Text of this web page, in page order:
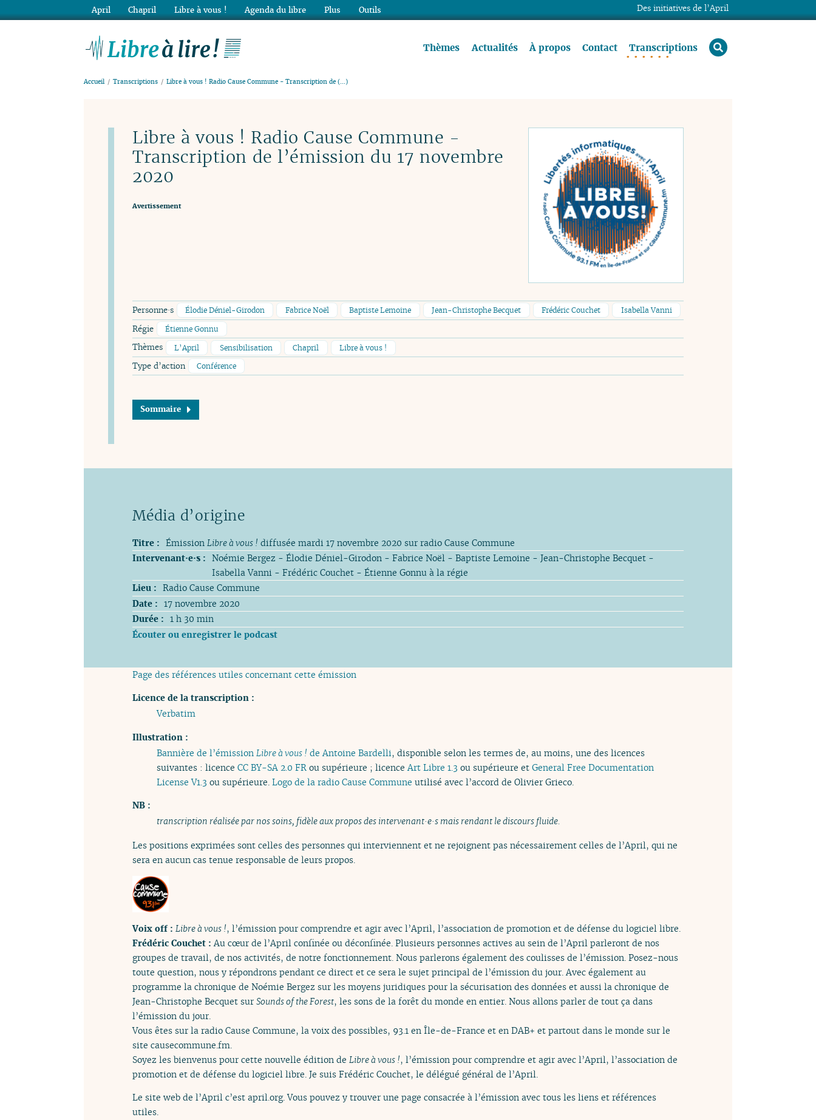
Thèmes Actualités À propos Contact Transcriptions rechercher
Accueil Transcriptions Libre à vous ! Radio Cause Commune - Transcription de (…)
Libre à vous ! Radio Cause Commune -
Transcription de l’émission du 17 novembre
2020
Avertissement
Personne·s Élodie Déniel-Girodon Fabrice Noël Baptiste Lemoine Jean-Christophe Becquet Frédéric Couchet Isabella Vanni
Régie Étienne Gonnu
Thèmes L’April Sensibilisation Chapril Libre à vous !
Type d’action Conférence
Sommaire
Titre : Émission Libre à vous ! diffusée mardi 17 novembre 2020 sur radio Cause Commune
Intervenant·e·s : Noémie Bergez - Élodie Déniel-Girodon - Fabrice Noël - Baptiste Lemoine - Jean-Christophe Becquet -
Isabella Vanni - Frédéric Couchet - Étienne Gonnu à la régie
Lieu : Radio Cause Commune
Date : 17 novembre 2020
Durée : 1 h 30 min
Écouter ou enregistrer le podcast
Page des références utiles concernant cette émission
Licence de la transcription :
Verbatim
Illustration :
Bannière de l’émission Libre à vous ! de Antoine Bardelli, disponible selon les termes de, au moins, une des licences
suivantes : licence CC BY-SA 2.0 FR ou supérieure ; licenceArt Libre 1.3 ou supérieure et General Free Documentation
License V1.3 ou supérieure. Logo de la radio Cause Commune utilisé avec l’accord de Olivier Grieco.
NB :
transcription réalisée par nos soins, fidèle aux propos des intervenant·e·s mais rendant le discours fluide.
Les positions exprimées sont celles des personnes qui interviennent et ne rejoignent pas nécessairement celles de l’April, qui ne
sera en aucun cas tenue responsable de leurs propos.
Voix off : Libre à vous !, l’émission pour comprendre et agir avec l’April, l’association de promotion et de défense du logiciel libre.
Frédéric Couchet :Au cœur de l’April confinée ou déconfinée. Plusieurs personnes actives au sein de l’April parleront de nos
groupes de travail, de nos activités, de notre fonctionnement. Nous parlerons également des coulisses de l’émission. Posez-nous
toute question, nous y répondrons pendant ce direct et ce sera le sujet principal de l’émission du jour. Avec également au
programme la chronique de Noémie Bergez sur les moyens juridiques pour la sécurisation des données et aussi la chronique de
Jean-Christophe Becquet sur Sounds of the Forest, les sons de la forêt du monde en entier. Nous allons parler de tout ça dans
l’émission du jour.
Vous êtes sur la radio Cause Commune, la voix des possibles, 93.1 en Île-de-France et en DAB+ et partout dans le monde sur le
site causecommune.fm.
Soyez les bienvenus pour cette nouvelle édition de Libre à vous !, l’émission pour comprendre et agir avec l’April, l’association de
promotion et de défense du logiciel libre. Je suis Frédéric Couchet, le délégué général de l’April.
Le site web de l’April c’est april.org. Vous pouvez y trouver une page consacrée à l’émission avec tous les liens et références
utiles.
Des initiatives de l’April
April Chapril Libre à vous ! Agenda du libre Plus Outils